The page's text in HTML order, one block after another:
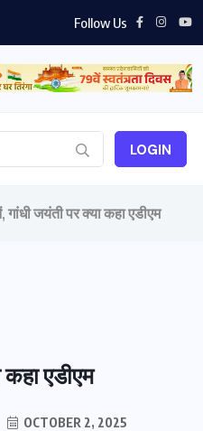
Follow Us
LOGIN
गांधी जयंती पर क्या कहा एडीएम
एडीएम
OCTOBER 2, 2025